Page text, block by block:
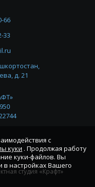
66
33
д. 21
студия «Крафт»
с
куки . Продолжая работу
куки-файлов. Вы
в настройках Вашего